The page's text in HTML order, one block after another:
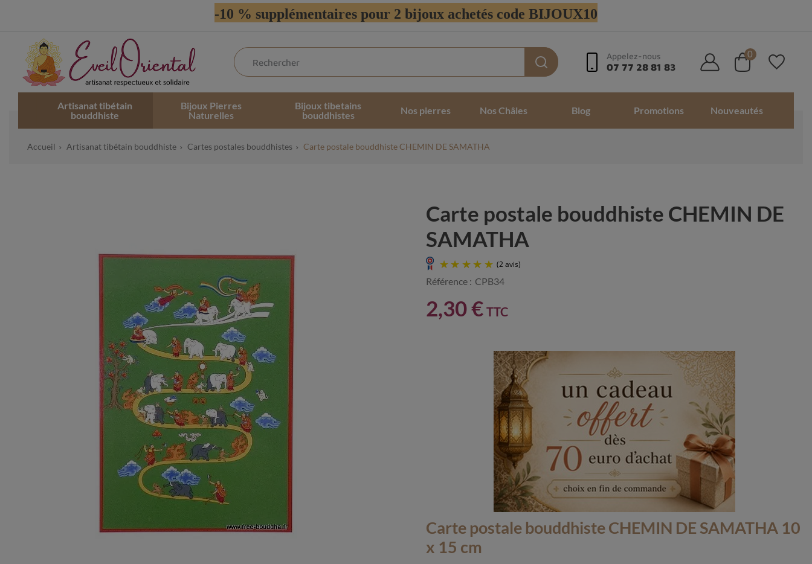
-10 % supplémentaires pour 2 bijoux achetés code BIJOUX10
Appelez-nous
07 77 28 81 83
0
Artisanat tibétain
bouddhiste
Bijoux Pierres
Naturelles
Bijoux tibetains
bouddhistes
Nos pierres Nos Châles Blog Promotions Nouveautés
Accueil Artisanat tibétain bouddhiste Cartes postales bouddhistes Carte postale bouddhiste CHEMIN DE SAMATHA
Carte postale bouddhiste CHEMIN DE
SAMATHA
Référence : CPB34
2,30 € TTC
Carte postale bouddhiste CHEMIN DE SAMATHA 10
x 15 cm